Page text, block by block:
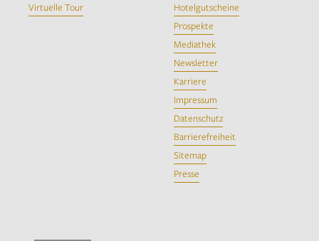
Virtuelle Tour
Hotelgutscheine
Prospekte
Mediathek
Newsletter
Karriere
Impressum
Datenschutz
Barrierefreiheit
Sitemap
Presse